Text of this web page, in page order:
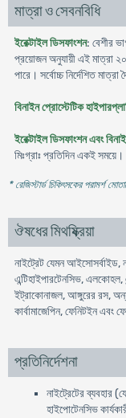
মাত্রা ও সেবনবিধি
ইরেক্টাইল ডিসফাংশন: বেশীর
প্রয়োজন অনুযায়ী এই মাত্রা ২০
পারে। সর্বোচ্চ নির্দেশিত
বিনাইন প্রোস্টেটিক
ইরেক্টাইল ডিসফাংশন এবং
মিঃগ্রাঃ প্রতিদিন একই সময়ে।
* রেজিস্টার্ড চিকিৎসকের পরামর্শ
ঔষধের মিথষ্ক্রিয়া
নাইট্রেট যেমন আইসোসর্বাইড,
এন্টিহাইপারটেনসিভ,
ইট্রাকোনাজল, আঙ্গুরের রস,
কার্বামাজেপিন, ফেনিটইন এবং
প্রতিনির্দেশনা
নাইট্রেটের ব্যবহার
হাইপোটেনসিভ